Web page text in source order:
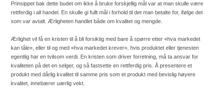
Prinsippet bak dette budet om ikke å bruke forskjellig mål var at man skulle være
rettferdig i all handel. En skulle gi fullt mål i forhold til det man betalte for, ifølge det
som var avtalt. Ærligheten handlet både om kvalitet og mengde.
Ærlighet vil få en kristen til å bli forsiktig med bare å spørre etter «hva markedet
kan tåle», eller til og med «hva markedet krever», hvis produktet eller tjenesten
egentlig har en tvilsom verdi. En kristen som driver forretning, må ta ansvar for
kvaliteten på det en selger, og så fastsette en rettferdig pris. Å presentere et
produkt med dårlig kvalitet til samme pris som et produkt med bevislig høyere
kvalitet, innebærer uærlig vekt.